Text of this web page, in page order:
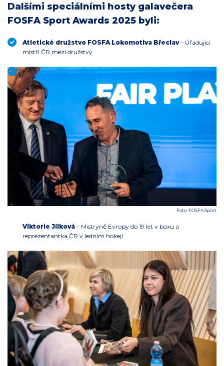
Dalšími speciálními hosty galavečera
FOSFA Sport Awards 2025 byli:
Atletické družstvo FOSFA Lokomotiva Břeclav– Úřadující
mistři ČR mezi družstvy
Foto: FOSFA Sport
Viktorie Jílková – Mistryně Evropy do 19 let v boxu a
reprezentantka ČR v ledním hokeji